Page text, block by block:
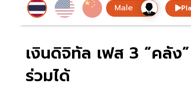
เงินดิจิทัล เฟส 3 “คลัง
ร่วมได้